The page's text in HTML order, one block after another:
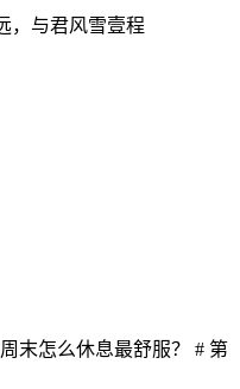
，与君风雪壹程
周末怎么休息最舒服？ # 第